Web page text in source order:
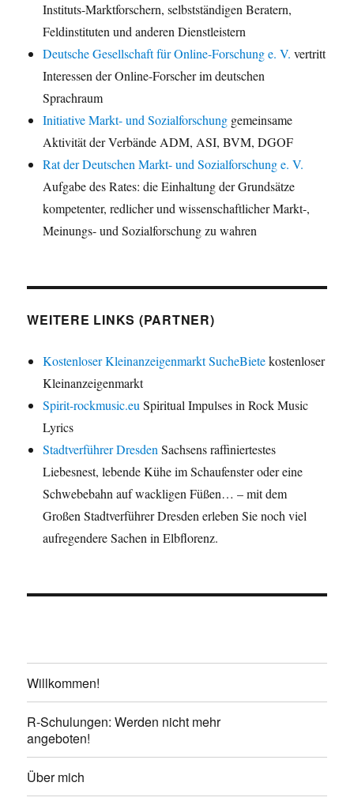
Instituts-Marktforschern, selbstständigen Beratern,
Feldinstituten und anderen Dienstleistern
Deutsche Gesellschaft für Online-Forschung e. V. vertritt
Interessen der Online-Forscher im deutschen
Sprachraum
Initiative Markt- und Sozialforschung gemeinsame
Aktivität der Verbände ADM, ASI, BVM, DGOF
Rat der Deutschen Markt- und Sozialforschung e. V.
Aufgabe des Rates: die Einhaltung der Grundsätze
kompetenter, redlicher und wissenschaftlicher Markt-,
Meinungs- und Sozialforschung zu wahren
WEITERE LINKS (PARTNER)
Kostenloser Kleinanzeigenmarkt SucheBietekostenloser
Kleinanzeigenmarkt
Spirit-rockmusic.euSpiritual Impulses in Rock Music
Lyrics
Stadtverführer DresdenSachsens raffiniertestes
Liebesnest, lebende Kühe im Schaufenster oder eine
Schwebebahn auf wackligen Füßen… – mit dem
Großen Stadtverführer Dresden erleben Sie noch viel
aufregendere Sachen in Elbflorenz.
Willkommen!
R-Schulungen: Werden nicht mehr
angeboten!
Über mich